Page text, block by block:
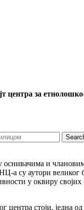
центра за
и
а су аутори великог
у оквиру
центра стоји,